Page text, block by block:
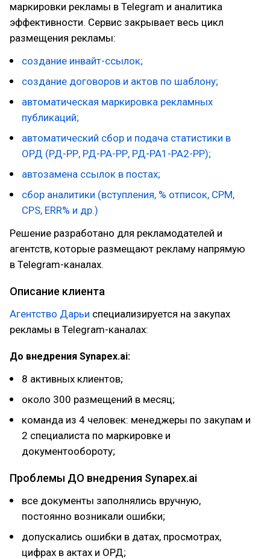
маркировки рекламы в Telegram и аналитика
эффективности. Сервис закрывает весь цикл
размещения рекламы:
создание инвайт-ссылок;
создание договоров и актов по шаблону;
автоматическая маркировка рекламных
публикаций;
автоматический сбор и подача статистики в
ОРД (РД-РР, РД-РА-РР, РД-РА1-РА2-РР);
автозамена ссылок в постах;
сбор аналитики (вступления, % отписок, CPM,
CPS, ERR% и др.)
Решение разработано для рекламодателей и
агентств, которые размещают рекламу напрямую
в Telegram-каналах.
Описание клиента
Агентство Дарьи специализируется на закупах
рекламы в Telegram-каналах:
До внедрения Synapex.ai:
8 активных клиентов;
около 300 размещений в месяц;
команда из 4 человек: менеджеры по закупам и
2 специалиста по маркировке и
документообороту;
Проблемы ДО внедрения Synapex.ai
все документы заполнялись вручную,
постоянно возникали ошибки;
допускались ошибки в датах, просмотрах,
цифрах в актах и ОРД;